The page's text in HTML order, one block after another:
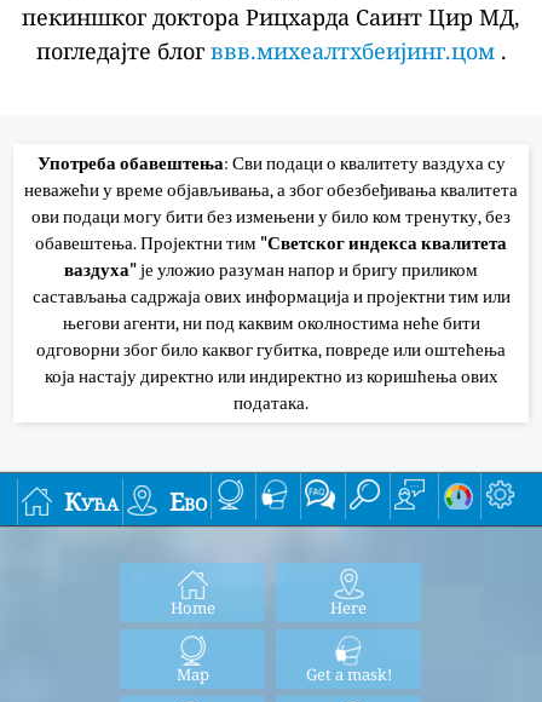
пекиншког доктора Рицхарда Саинт Цир МД,
погледајте блог ввв.михеалтхбеијинг.цом.
Употреба обавештења: Сви подаци о квалитету ваздуха су
неважећи у време објављивања, а због обезбеђивања квалитета
ови подаци могу бити без измењени у било ком тренутку, без
обавештења. Пројектни тим "Светског индекса квалитета
ваздуха"је уложио разуман напор и бригу приликом
састављања садржаја ових информација и пројектни тим или
његови агенти, ни под каквим околностима неће бити
одговорни због било каквог губитка, повреде или оштећења
која настају директно или индиректно из коришћења ових
података.
Кућа Ево
Home Here
Map Get a mask!